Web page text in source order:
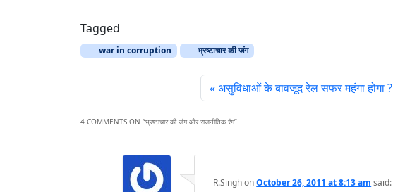
Tagged
war in corruption भ्रष्टाचार की जंग
असुविधाओं के बावजूद रेल सफर महंगा होगा ?
4 COMMENTS ON “भ्रष्टाचार की जंग और राजनीतिक रंग”
R.SinghonOctober 26, 2011 at 8:13 am said: